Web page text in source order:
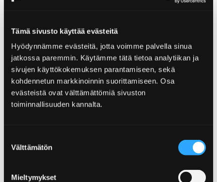
Tämä sivusto käyttää evästeitä
Hyödynnämme evästeitä, jotta voimme palvella sinua
jatkossa paremmin. Käytämme tätä tietoa analytiikan ja
sivujen käyttökokemuksen parantamiseen, sekä
kohdennetun markkinoinnin suorittamiseen. Osa
evästeistä ovat välttämättömiä sivuston
toiminnallisuuden kannalta.
valinta
Välttämätön
Mieltymykset
+358 2 641 2049
Visiting address:
Pohjoispuisto 4
Post address:
Facebook